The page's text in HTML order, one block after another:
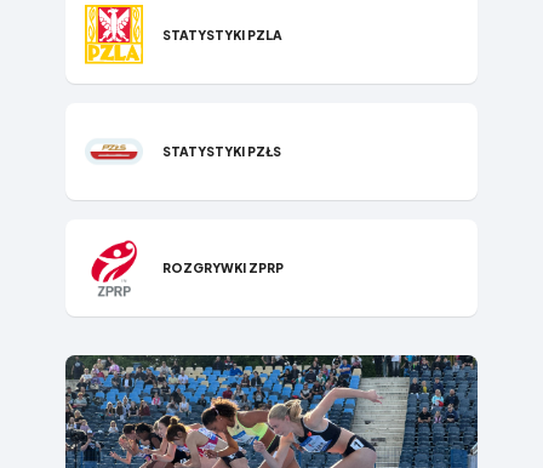
STATYSTYKI P​ZLA
STATYSTYKI PZŁS
ROZGRYWKI ZPRP